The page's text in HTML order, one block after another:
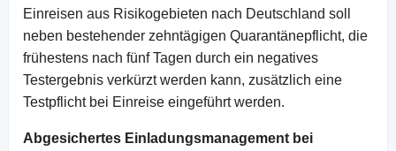
Einreisen aus Risikogebieten nach Deutschland soll
neben bestehender zehntägigen Quarantänepflicht, die
frühestens nach fünf Tagen durch ein negatives
Testergebnis verkürzt werden kann, zusätzlich eine
Testpflicht bei Einreise eingeführt werden.
Abgesichertes Einladungsmanagement bei